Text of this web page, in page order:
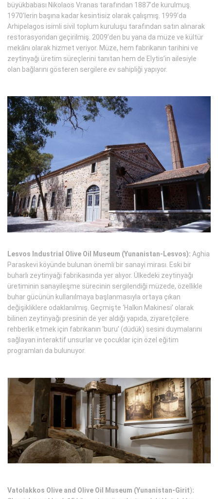
büyükbabası Nikolaos Vranas tarafından 1887’de kurulmuş.
1970’lerin başına kadar kesintisiz olarak çalışmış. 1999’da
Arhipelagos isimli sivil toplum kuruluşu tarafından satın alınarak
restorasyondan geçirilmiş. 2009’den bu yana da müze ve kültür
mekânı olarak hizmet veriyor. Müze, hem fabrikanın tarihini ve
zeytinyağı üretim süreçlerini tanıtan hem de Elytis’in ailesiyle
olan bağlarını gösteren sergilere ev sahipliği yapıyor.
Lesvos Industrial Olive Oil Museum (Yunanistan-Lesvos): Aghia
Paraskevi köyünde bulunan önemli bir sanayi mirası. Eski bir
buharlı zeytinyağı fabrikasında yer alıyor. Ülkedeki zeytinyağı
üretiminin sanayileşme sürecinin sergilendiği müzede, özellikle
buhar gücünün kullanılmaya başlanmasıyla ortaya çıkan
değişikliklere odaklanılmış. Geçmişte ‘Halkın Makinesi’ olarak
bilinen zeytinyağı presinin de yer aldığı yapıda, ziyaretçilere
rehberlik etmek için fabrikanın ‘buru’ (düdük) sesini duymalarını
sağlayan interaktif unsurlar ve çocuklar için özel eğitim
programları da bulunuyor.
Vatolakkos Olive and Olive Oil Museum (Yunanistan-Girit):